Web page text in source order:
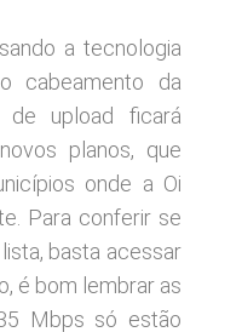
a tecnologia
cabeamento da
upload ficará
planos, que
onde a Oi
Para conferir se
basta acessar
é bom lembrar as
Mbps só estão